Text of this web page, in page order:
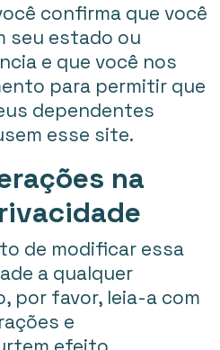
confirma que você
seu estado ou
e que você nos
para permitir que
dependentes
esse site.
na
de modificar essa
a qualquer
por favor, leia-a com
e